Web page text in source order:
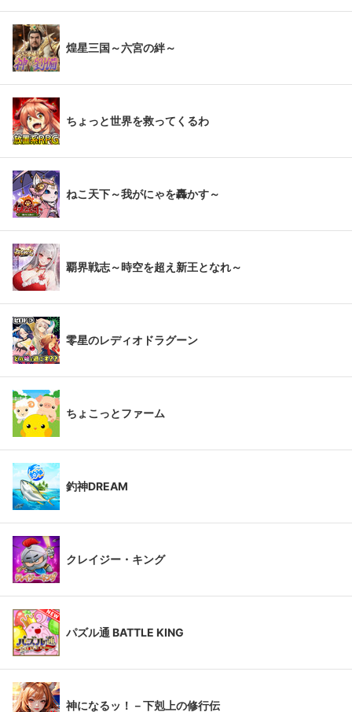
煌星三国～六宮の絆～
ちょっと世界を救ってくるわ
ねこ天下～我がにゃを轟かす～
覇界戦志～時空を超え新王となれ～
零星のレディオドラグーン
ちょこっとファーム
釣神DREAM
クレイジー・キング
パズル通 BATTLE KING
神になるッ！－下剋上の修行伝